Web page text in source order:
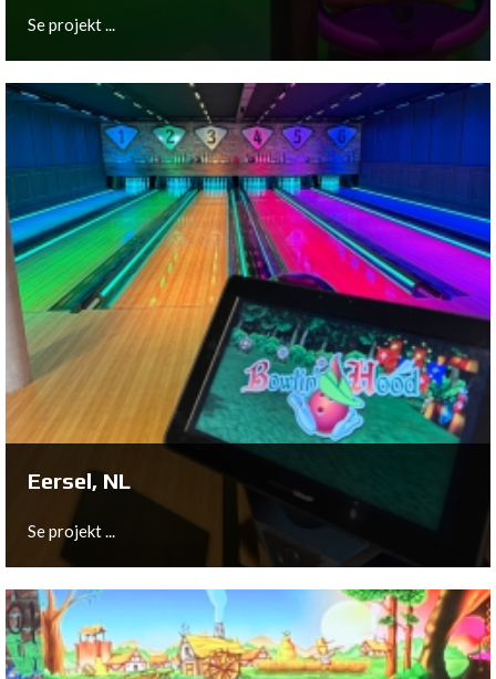
Se projekt ...
Groningen, NL
Se projekt ...
Eersel, NL
Se projekt ...